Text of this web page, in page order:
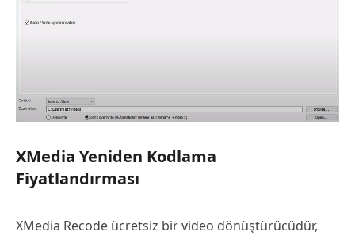
XMedia Yeniden Kodlama
Fiyatlandırması
XMedia Recode ücretsiz bir video dönüştürücüdür,